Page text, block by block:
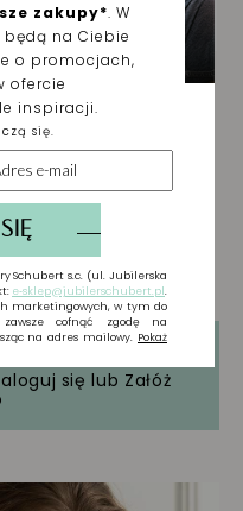
mogą
się lub Załóż